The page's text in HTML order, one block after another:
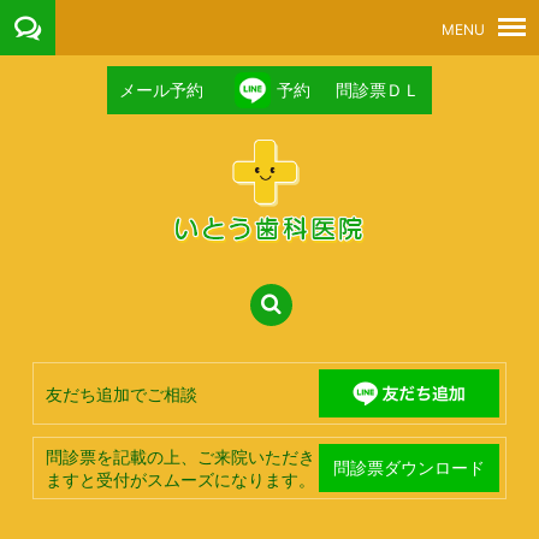
友だち追加でご相談
問診票を記載の上、ご来院いただき
ますと受付がスムーズになります。
問診票ダウンロード
メール予約 予約 問診票ＤＬ